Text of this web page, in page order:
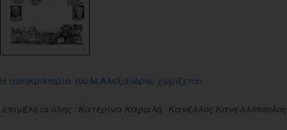
Η αυτοκρατορία του Μ.Αλεξάνδρου χωρίζεται
επιμέλεια ύλης : Κατερίνα Καραλή, Κανέλλος Κανελλόπουλος